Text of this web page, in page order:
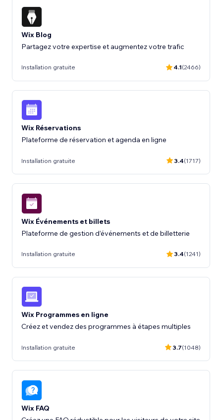
Wix Blog
Partagez votre expertise et augmentez votre trafic
Installation gratuite 4.1(2466)
Wix Réservations
Plateforme de réservation et agenda en ligne
Installation gratuite 3.4(1717)
Wix Événements et billets
Plateforme de gestion d’événements et de billetterie
Installation gratuite 3.4(1241)
Wix Programmes en ligne
Créez et vendez des programmes à étapes multiples
Installation gratuite 3.7(1048)
Wix FAQ